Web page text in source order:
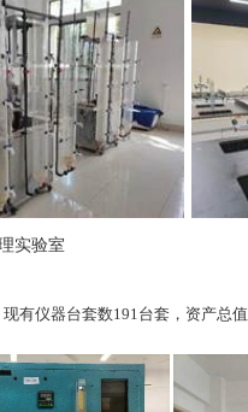
实验室
有仪器台套数191台套，资产总值